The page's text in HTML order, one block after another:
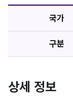
국가
구분
상세 정보